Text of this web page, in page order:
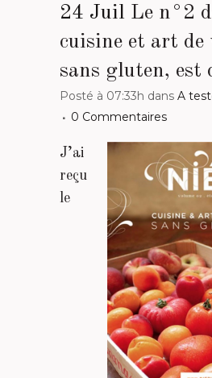
24 Juil Le n°2
cuisine et art de
sans gluten, est
Posté à 07:33h dans A
0 Commentaires
J’ai
reçu
le